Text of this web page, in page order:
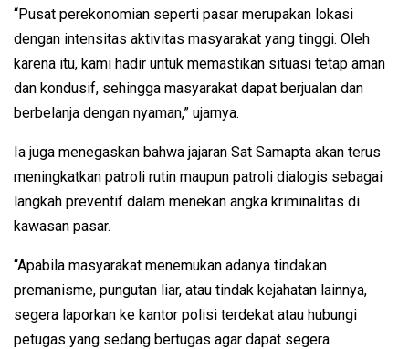
“Pusat perekonomian seperti pasar merupakan lokasi
dengan intensitas aktivitas masyarakat yang tinggi. Oleh
karena itu, kami hadir untuk memastikan situasi tetap aman
dan kondusif, sehingga masyarakat dapat berjualan dan
berbelanja dengan nyaman,” ujarnya.
Ia juga menegaskan bahwa jajaran Sat Samapta akan terus
meningkatkan patroli rutin maupun patroli dialogis sebagai
langkah preventif dalam menekan angka kriminalitas di
kawasan pasar.
“Apabila masyarakat menemukan adanya tindakan
premanisme, pungutan liar, atau tindak kejahatan lainnya,
segera laporkan ke kantor polisi terdekat atau hubungi
petugas yang sedang bertugas agar dapat segera